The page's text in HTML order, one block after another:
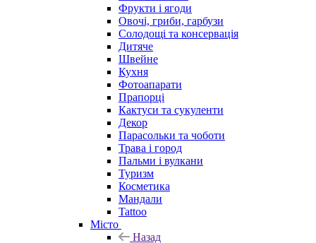
Фрукти і ягоди
Овочі, гриби, гарбузи
Солодощі та консервація
Дитяче
Швейне
Кухня
Фотоапарати
Прапорці
Кактуси та сукуленти
Декор
Парасольки та чоботи
Трава і город
Пальми і вулкани
Туризм
Косметика
Мандали
Tattoo
Місто
Назад